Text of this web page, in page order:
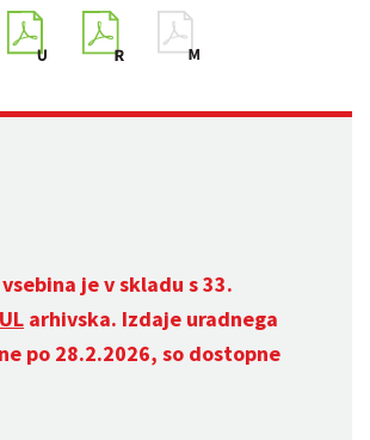
je v skladu s 33.
arhivska. Izdaje uradnega
po 28.2.2026, so dostopne